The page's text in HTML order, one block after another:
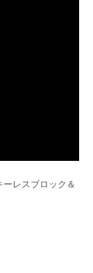
レスブロック＆